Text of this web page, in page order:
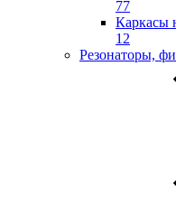
77
Каркасы
12
Резонаторы,